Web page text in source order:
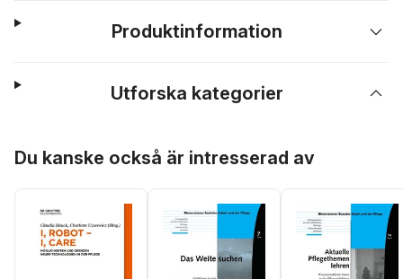
Produktinformation
Utforska kategorier
Du kanske också är intresserad av